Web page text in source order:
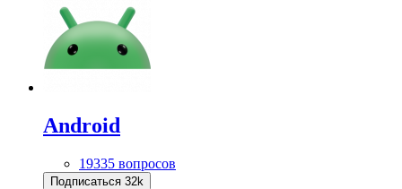
Android
19335 вопросов
Подписаться 32k